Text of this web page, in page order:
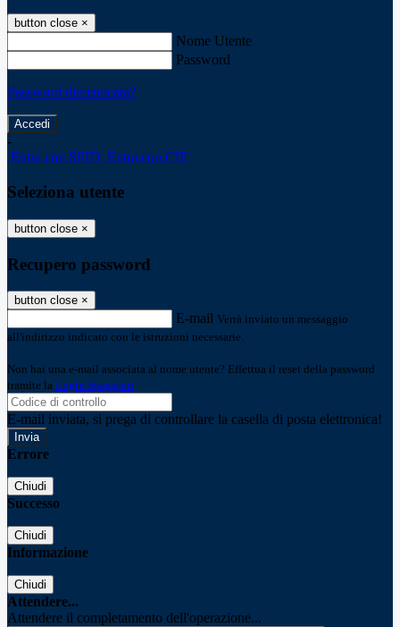
button close ×
Nome Utente
Password
Password dimenticata?
-
Entra con SPID Entra con CIE
Seleziona utente
button close ×
Recupero password
button close ×
E-mail Verrà inviato un messaggio
all'indirizzo indicato con le istruzioni necessarie.
Non hai una e-mail associata al nome utente? Effettua il reset della password
tramite la Login Spaggiari
E-mail inviata, si prega di controllare la casella di posta elettronica!
Errore
Chiudi
Successo
Chiudi
Informazione
Chiudi
Attendere...
Attendere il completamento dell'operazione...